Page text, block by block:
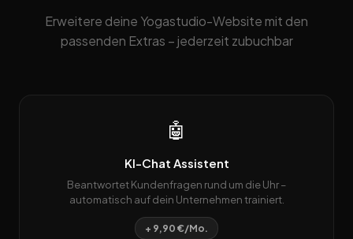
Erweitere deine Yogastudio-Website mit den
passenden Extras – jederzeit zubuchbar
🤖
KI-Chat Assistent
Beantwortet Kundenfragen rund um die Uhr –
automatisch auf dein Unternehmen trainiert.
+ 9,90 €/Mo.